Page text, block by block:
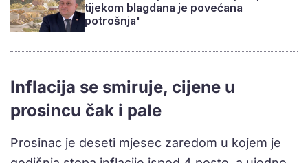
tijekom blagdana je povećana
potrošnja'
Inflacija se smiruje, cijene u
prosincu čak i pale
Prosinac je deseti mjesec zaredom u kojem je